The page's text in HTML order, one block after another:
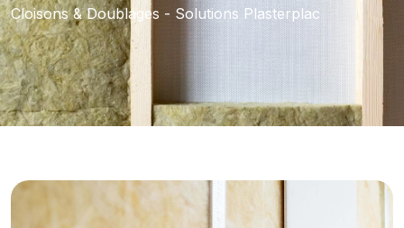
Cloisons & Doublages - Solutions Plasterplac